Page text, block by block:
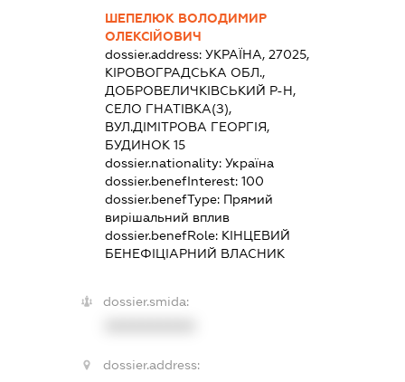
ШЕПЕЛЮК ВОЛОДИМИР
ОЛЕКСІЙОВИЧ
dossier.address: УКРАЇНА, 27025,
КІРОВОГРАДСЬКА ОБЛ.,
ДОБРОВЕЛИЧКІВСЬКИЙ Р-Н,
СЕЛО ГНАТІВКА(З),
ВУЛ.ДІМІТРОВА ГЕОРГІЯ,
БУДИНОК 15
dossier.nationality: Україна
dossier.benefInterest: 100
dossier.benefType: Прямий
вирішальний вплив
dossier.benefRole: КІНЦЕВИЙ
БЕНЕФІЦІАРНИЙ ВЛАСНИК
dossier.smida:
dossier.address: